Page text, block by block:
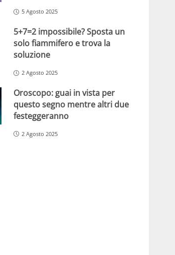
5 Agosto 2025
5+7=2 impossibile? Sposta un
solo fiammifero e trova la
soluzione
2 Agosto 2025
Oroscopo: guai in vista per
questo segno mentre altri due
festeggeranno
2 Agosto 2025